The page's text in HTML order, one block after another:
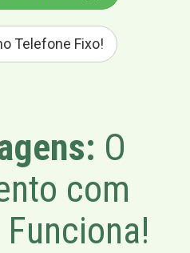
Telefone Fixo!
O
com